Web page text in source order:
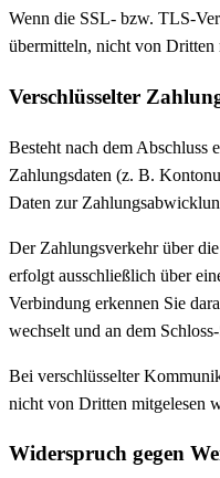
Wenn die SSL- bzw. TLS-
übermitteln, nicht von Dritten
Verschlüsselter
Besteht nach dem Abschluss
Zahlungsdaten (z. B.
Daten zur
Der Zahlungsverkehr über
erfolgt ausschließlich über
Verbindung erkennen Sie
wechselt und an dem
Bei verschlüsselter
nicht von Dritten mitgelesen
Widerspruch gegen